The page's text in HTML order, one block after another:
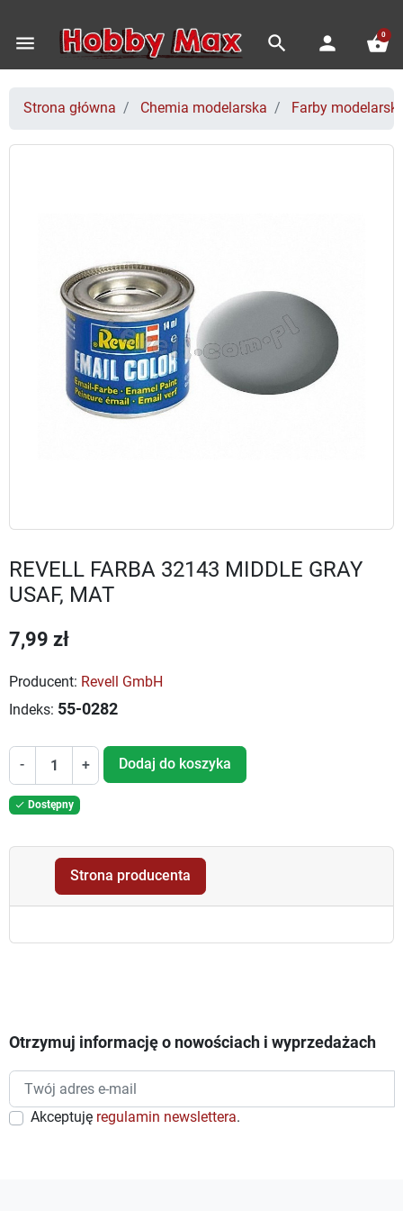
menu search person shopping_basket
0
Strona główna Chemia modelarska Farby
REVELL FARBA 32143 MIDDLE GRAY
USAF, MAT
7,99 zł
Producent: Revell GmbH
Indeks: 55-0282
- + Dodaj do koszyka
 Dostępny
Strona producenta
Otrzymuj informację o nowościach i wyprzedażach
Akceptuję regulamin newslettera.